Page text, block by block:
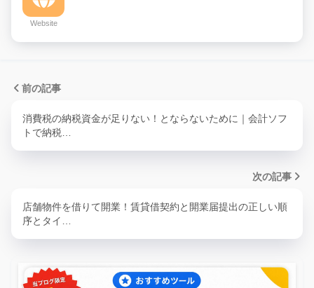
Website
前の記事
消費税の納税資金が足りない！とならないために｜会計ソフ
トで納税…
次の記事
店舗物件を借りて開業！賃貸借契約と開業届提出の正しい順
序とタイ…